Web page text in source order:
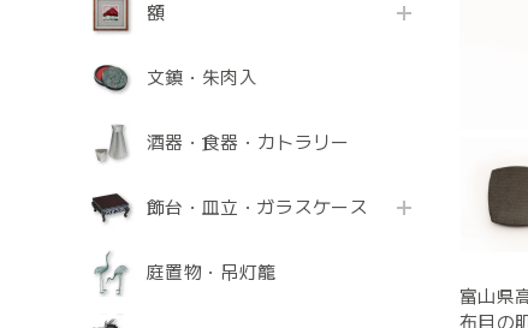
額
文鎮・朱肉入
酒器・食器・カトラリー
飾台・皿立・ガラスケース
庭置物・吊灯籠
富山県
布目の